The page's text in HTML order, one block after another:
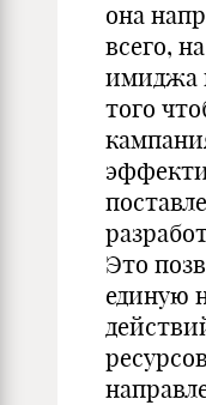
она
всего,
имиджа
того
Это
единую